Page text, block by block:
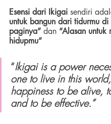
Esensi dari Ikigai sendiri
untuk bangun dari tidurmu di
paginya” dan “Alasan untuk
hidupmu”
“Ikigai is a power
one to live in this
happiness to be alive,
and to be effective.”